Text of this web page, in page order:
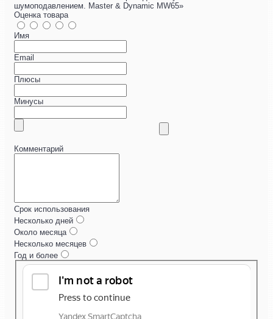
шумоподавлением. Master & Dynamic MW65»
Оценка товара
Имя
Email
Плюсы
Минусы
Комментарий
Срок использования
Несколько дней
Около месяца
Несколько месяцев
Год и более